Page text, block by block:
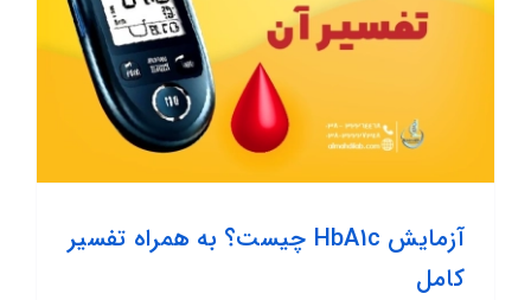
آزمایش HbA1c چیست؟ به همراه تفسیر
کامل